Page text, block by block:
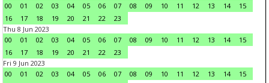
00
01 02 03 04 05 06 07 08 09 10 11 12 13 14
15
16
17 18 19 20 21 22
23
Thu 8 Jun 2023
00
01 02 03 04 05 06 07 08 09 10 11 12 13 14
15
16
17 18 19 20 21 22
23
Fri 9 Jun 2023
00
01 02 03 04 05 06 07 08 09 10 11 12 13 14
15